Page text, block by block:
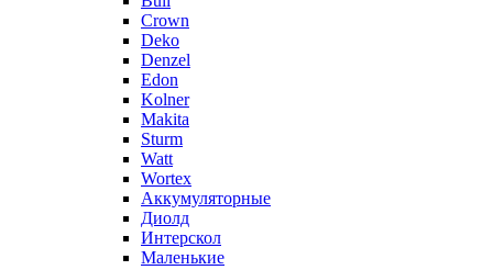
Crown
Deko
Denzel
Edon
Kolner
Makita
Sturm
Watt
Wortex
Аккумуляторные
Диолд
Интерскол
Маленькие